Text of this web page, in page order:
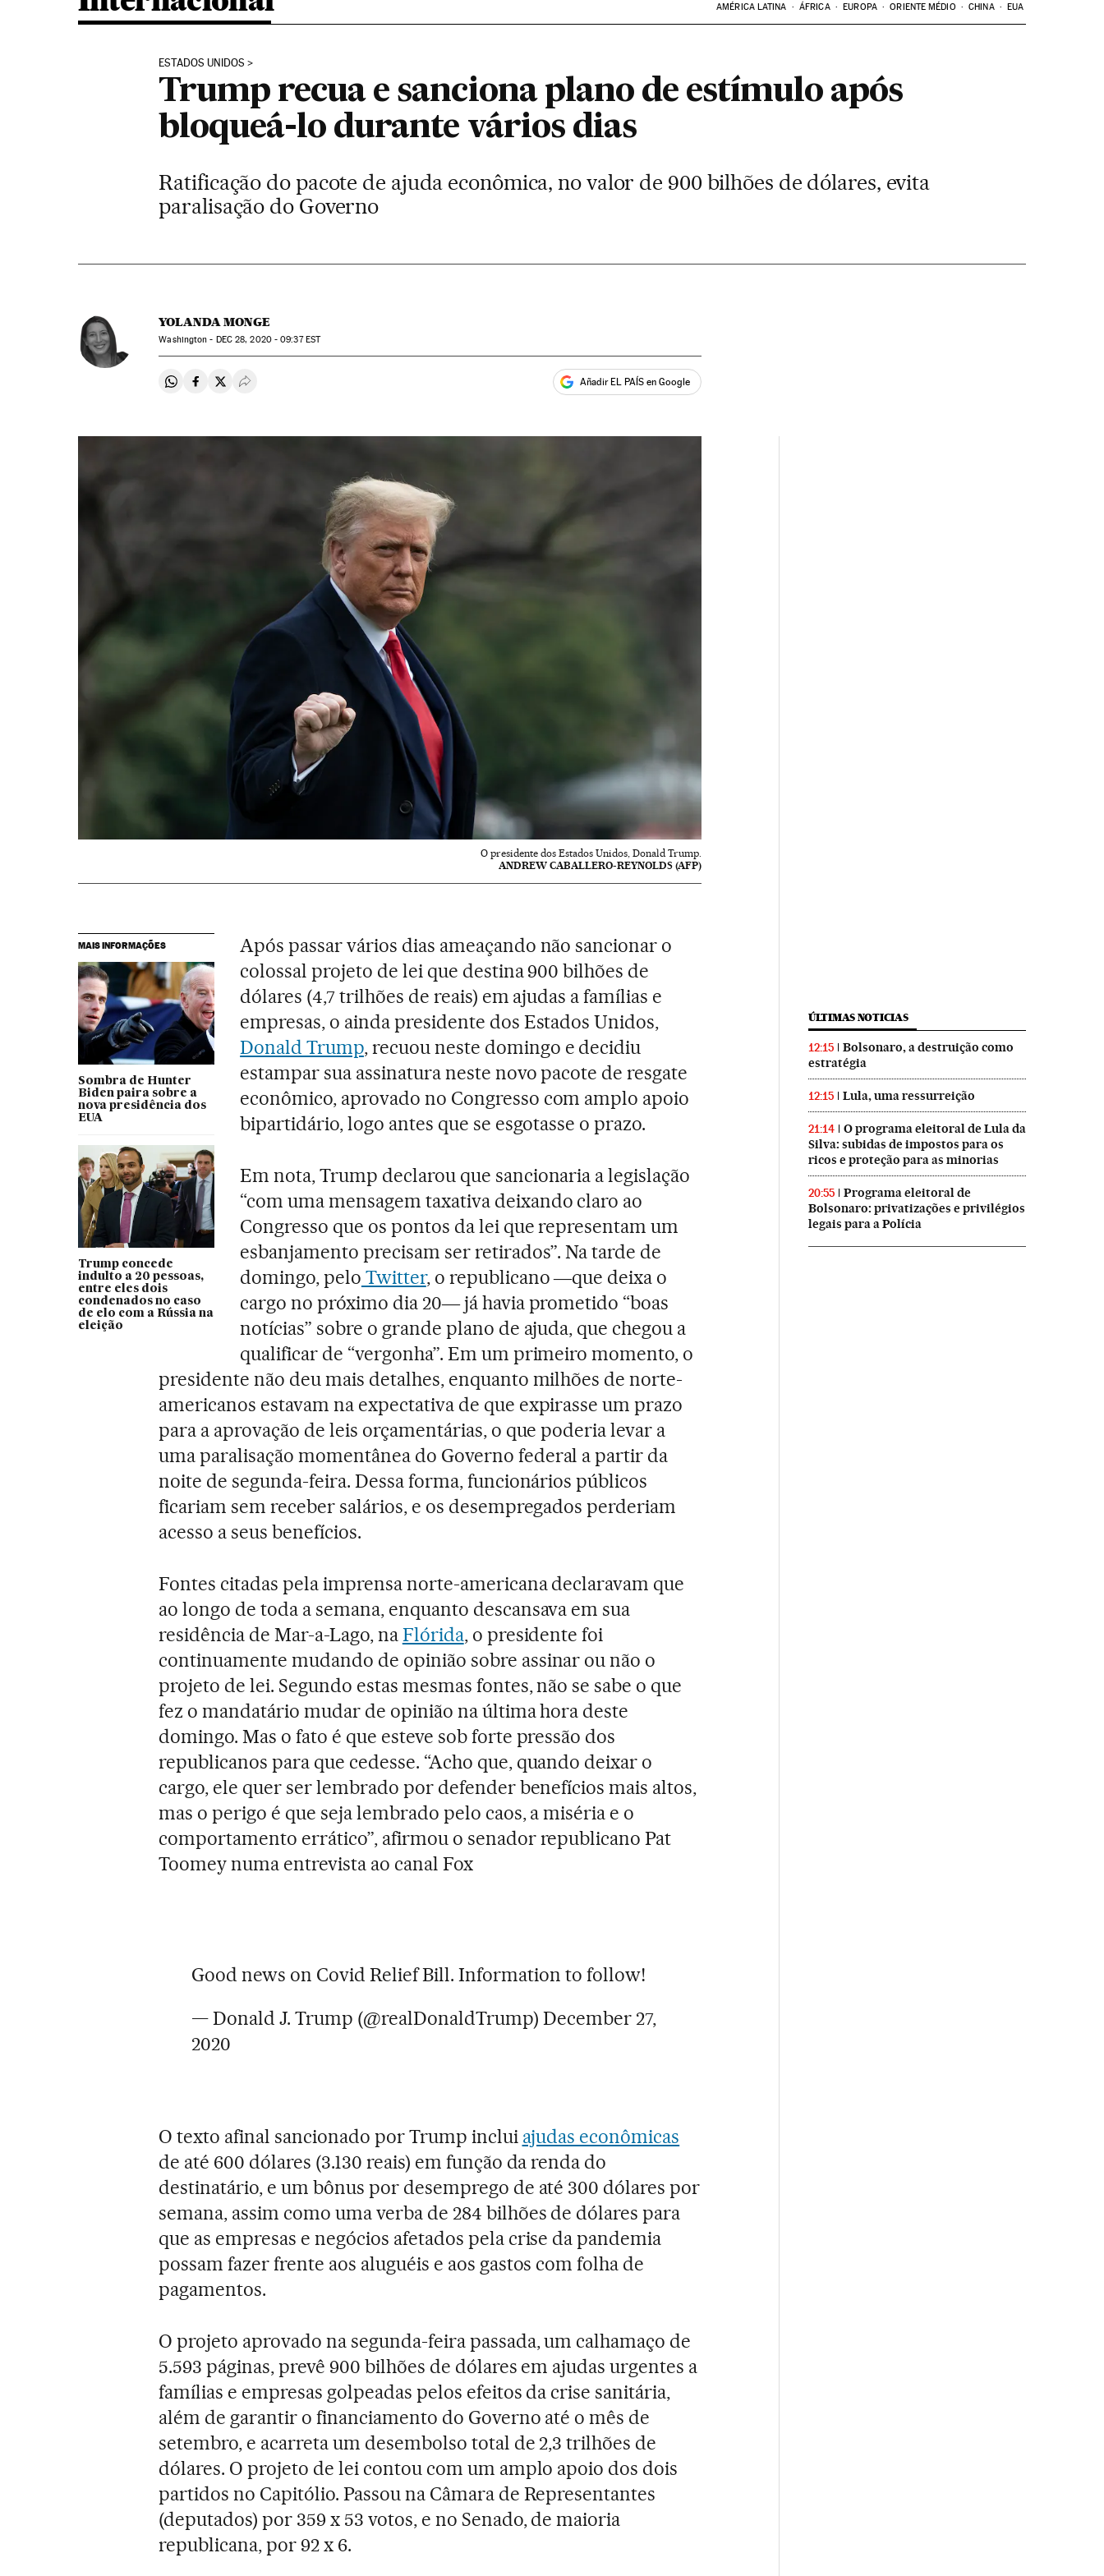
AMÉRICA LATINA ÁFRICA EUROPA ORIENTE MÉDIO CHINA EUA
ESTADOS UNIDOS
Trump recua e sanciona plano de estímulo após
bloqueá-lo durante vários dias
Ratificação do pacote de ajuda econômica, no valor de 900 bilhões de dólares, evita
paralisação do Governo
YOLANDA MONGE
Washington - DEC28, 2020 - 09:37EST
Compartir en Whatsapp
Compartir en Facebook
Compartir en Twitter
Desplegar Redes Sociales Añadir EL PAÍS en Google
O presidente dos Estados Unidos, Donald Trump.
ANDREW CABALLERO-REYNOLDS (AFP)
MAIS INFORMAÇÕES
Sombra de Hunter
Biden paira sobre a
nova presidência dos
EUA
Trump concede
indulto a 20 pessoas,
entre eles dois
condenados no caso
de elo com a Rússia na
eleição
Após passar vários dias ameaçando não sancionar o
colossal projeto de lei que destina 900 bilhões de
dólares (4,7 trilhões de reais) em ajudas a famílias e
empresas, o ainda presidente dos Estados Unidos,
Donald Trump, recuou neste domingo e decidiu
estampar sua assinatura neste novo pacote de resgate
econômico, aprovado no Congresso com amplo apoio
bipartidário, logo antes que se esgotasse o prazo.
Em nota, Trump declarou que sancionaria a legislação
“com uma mensagem taxativa deixando claro ao
Congresso que os pontos da lei que representam um
esbanjamento precisam ser retirados”. Na tarde de
domingo, pelo Twitter, o republicano ―que deixa o
cargo no próximo dia 20― já havia prometido “boas
notícias” sobre o grande plano de ajuda, que chegou a
qualificar de “vergonha”. Em um primeiro momento, o
presidente não deu mais detalhes, enquanto milhões de norte-
americanos estavam na expectativa de que expirasse um prazo
para a aprovação de leis orçamentárias, o que poderia levar a
uma paralisação momentânea do Governo federal a partir da
noite de segunda-feira. Dessa forma, funcionários públicos
ficariam sem receber salários, e os desempregados perderiam
acesso a seus benefícios.
Fontes citadas pela imprensa norte-americana declaravam que
ao longo de toda a semana, enquanto descansava em sua
residência de Mar-a-Lago, naFlórida, o presidente foi
continuamente mudando de opinião sobre assinar ou não o
projeto de lei. Segundo estas mesmas fontes, não se sabe o que
fez o mandatário mudar de opinião na última hora deste
domingo. Mas o fato é que esteve sob forte pressão dos
republicanos para que cedesse. “Acho que, quando deixar o
cargo, ele quer ser lembrado por defender benefícios mais altos,
mas o perigo é que seja lembrado pelo caos, a miséria e o
comportamento errático”, afirmou o senador republicano Pat
Toomey numa entrevista ao canal Fox
Good news on Covid Relief Bill. Information to follow!
— Donald J. Trump (@realDonaldTrump)December 27,
2020
O texto afinal sancionado por Trump inclui ajudas econômicas
de até 600 dólares (3.130 reais) em função da renda do
destinatário, e um bônus por desemprego de até 300 dólares por
semana, assim como uma verba de 284 bilhões de dólares para
que as empresas e negócios afetados pela crise da pandemia
possam fazer frente aos aluguéis e aos gastos com folha de
pagamentos.
O projeto aprovado na segunda-feira passada, um calhamaço de
5.593 páginas, prevê 900 bilhões de dólares em ajudas urgentes a
famílias e empresas golpeadas pelos efeitos da crise sanitária,
além de garantir o financiamento do Governo até o mês de
setembro, e acarreta um desembolso total de 2,3 trilhões de
dólares. O projeto de lei contou com um amplo apoio dos dois
partidos no Capitólio. Passou na Câmara de Representantes
(deputados) por 359 x 53 votos, e no Senado, de maioria
republicana, por 92 x 6.
ÚLTIMAS NOTICIAS
12:15
Bolsonaro, a destruição como
estratégia
12:15 Lula, uma ressurreição
21:14
O programa eleitoral de Lula da
Silva: subidas de impostos para os
ricos e proteção para as minorias
20:55
Programa eleitoral de
Bolsonaro: privatizações e privilégios
legais para a Polícia